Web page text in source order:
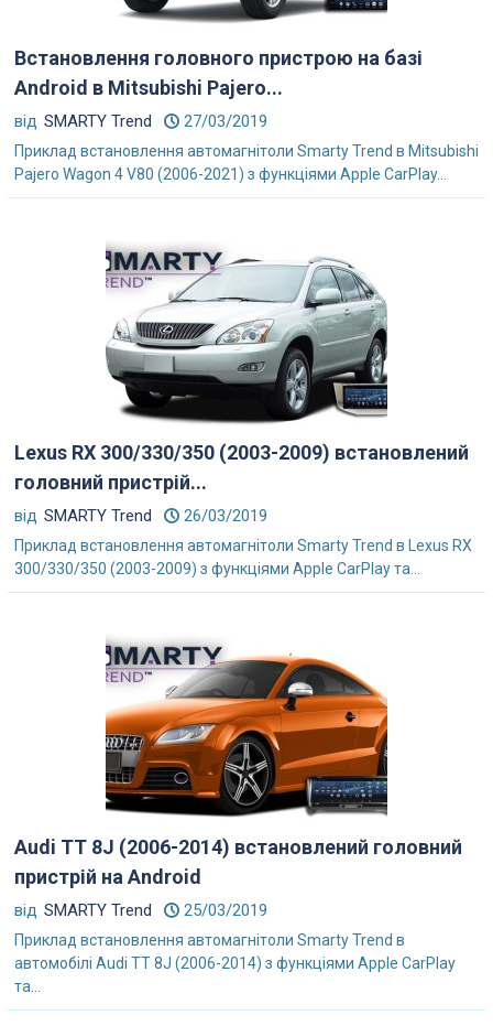
Встановлення головного пристрою на базі
Android в Mitsubishi Pajero...
від SMARTY Trend 27/03/2019
Приклад встановлення автомагнітоли Smarty Trend в Mitsubishi
Pajero Wagon 4 V80 (2006-2021) з функціями Apple CarPlay...
Lexus RX 300/330/350 (2003-2009) встановлений
головний пристрій...
від SMARTY Trend 26/03/2019
Приклад встановлення автомагнітоли Smarty Trend в Lexus RX
300/330/350 (2003-2009) з функціями Apple CarPlay та...
Audi TT 8J (2006-2014) встановлений головний
пристрій на Android
від SMARTY Trend 25/03/2019
Приклад встановлення автомагнітоли Smarty Trend в
автомобілі Audi TT 8J (2006-2014) з функціями Apple CarPlay
та...